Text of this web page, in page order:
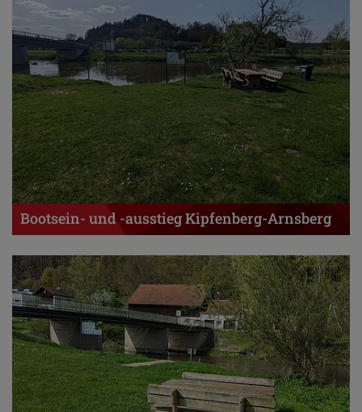
Bootsein- und -ausstieg Kipfenberg-Arnsberg